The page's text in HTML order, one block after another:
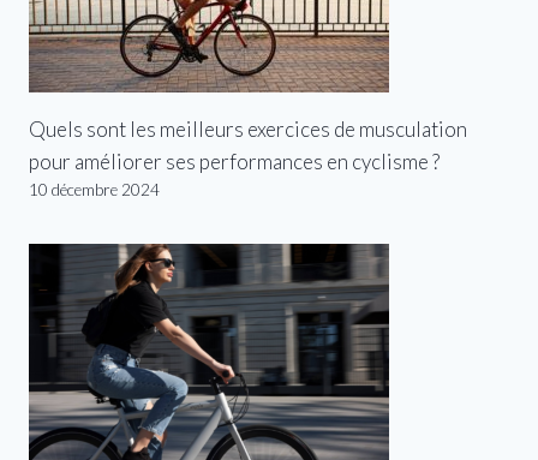
Quels sont les meilleurs exercices de musculation
pour améliorer ses performances en cyclisme ?
10 décembre 2024